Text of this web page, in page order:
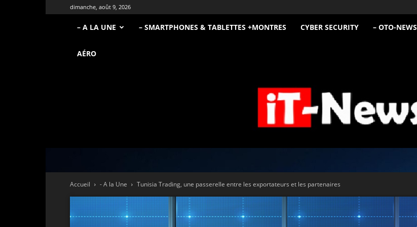
dimanche, août 9, 2026
– A LA UNE – SMARTPHONES & TABLETTES +MONTRES CYBER SECURITY – OTO-NEWS
AÉRO
iT
Accueil
- A la Une Tunisia Trading, une passerelle entre les exportateurs et les partenaires